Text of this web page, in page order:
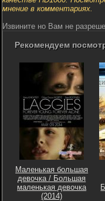
мнение в комментариях.
Извините но Вам не
Рекомендуем
Маленькая большая
девочка / Большая
маленькая девочка
(2014)